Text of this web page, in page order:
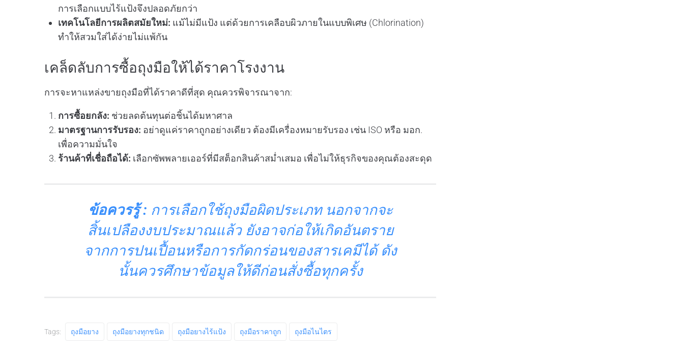
การเลือกแบบไร้แป้งจึงปลอดภัยกว่า
เทคโนโลยีการผลิตสมัยใหม่: แม้ไม่มีแป้ง แต่ด้วยการเคลือบผิวภายในแบบพิเศษ (Chlorination)
ทำให้สวมใส่ได้ง่ายไม่แพ้กัน
เคล็ดลับการซื้อถุงมือให้ได้ราคาโรงงาน
การจะหาแหล่งขายถุงมือที่ได้ราคาดีที่สุด คุณควรพิจารณาจาก:
การซื้อยกลัง: ช่วยลดต้นทุนต่อชิ้นได้มหาศาล
มาตรฐานการรับรอง: อย่าดูแค่ราคาถูกอย่างเดียว ต้องมีเครื่องหมายรับรอง เช่น ISO หรือ มอก.
เพื่อความมั่นใจ
ร้านค้าที่เชื่อถือได้: เลือกซัพพลายเออร์ที่มีสต็อกสินค้าสม่ำเสมอ เพื่อไม่ให้ธุรกิจของคุณต้องสะดุด
ข้อควรรู้ : การเลือกใช้ถุงมือผิดประเภท นอกจากจะ
สิ้นเปลืองงบประมาณแล้ว ยังอาจก่อให้เกิดอันตราย
จากการปนเปื้อนหรือการกัดกร่อนของสารเคมีได้ ดัง
นั้นควรศึกษาข้อมูลให้ดีก่อนสั่งซื้อทุกครั้ง
Tags: ถุงมือยาง ถุงมือยางทุกชนิด ถุงมือยางไร้แป้ง ถุงมือราคาถูก ถุงมือไนไตร